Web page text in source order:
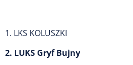
1. LKS KOLUSZKI
2. LUKS Gryf Bujny